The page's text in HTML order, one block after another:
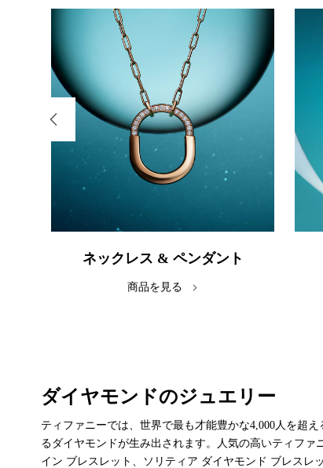
ネックレス & ペンダント
商品を見る
ダイヤモンドのジュエリー
ティファニーでは、世界で最も才能豊かな4,000人を超
るダイヤモンドが生み出されます。人気の高いティフ
イン ブレスレット、ソリティア ダイヤモンド ブレス